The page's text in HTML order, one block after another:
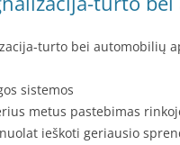
turto bei automobilių
sistemos
metus pastebimas
ieškoti geriausio